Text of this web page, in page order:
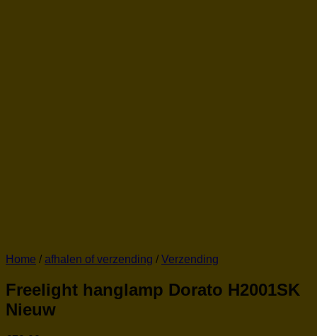
Home / afhalen of verzending / Verzending
Freelight hanglamp Dorato H2001SK
Nieuw